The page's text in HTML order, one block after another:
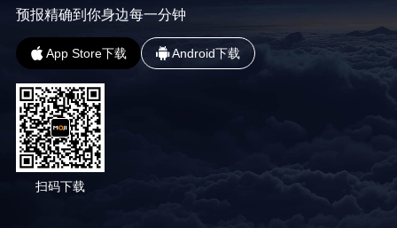
预报精确到你身边每一分钟
App Store下载 Android下载
扫码下载